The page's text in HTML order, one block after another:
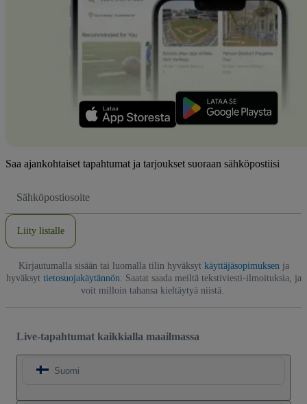
Saa ajankohtaiset tapahtumat ja tarjoukset suoraan sähköpostiisi
Liity listalle
Kirjautumalla sisään tai luomalla tilin hyväksyt käyttäjäsopimuksenja
hyväksyt tietosuojakäytännön. Saatat saada meiltä tekstiviesti-ilmoituksia, ja
voit milloin tahansa kieltäytyä niistä.
Live-tapahtumat kaikkialla maailmassa
Suomi